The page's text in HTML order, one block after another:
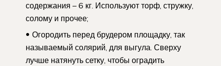
содержания – 6 кг. Используют торф, стружку,
солому и прочее;
Огородить перед брудером площадку, так
называемый солярий, для выгула. Сверху
лучше натянуть сетку, чтобы оградить